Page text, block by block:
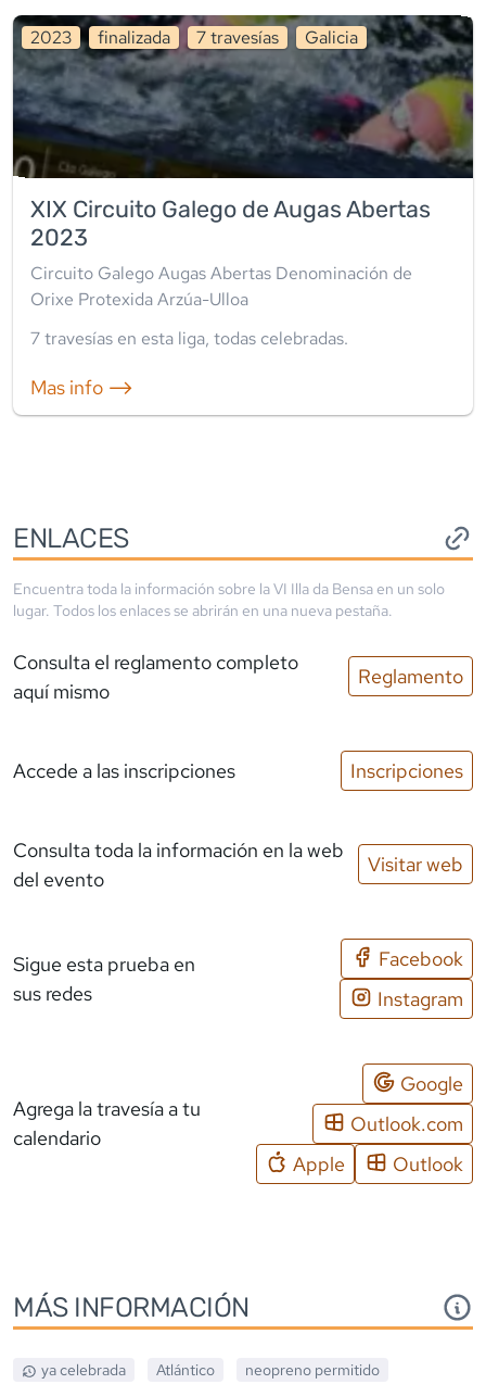
2023 finalizada 7travesías Galicia
XIX Circuito Galego de Augas Abertas
2023
Circuito Galego Augas Abertas Denominación de
Orixe Protexida Arzúa-Ulloa
7travesías en esta liga, todas celebradas.
Mas info ⟶
ENLACES
Encuentra toda la información sobre laVI Illa da Bensa en un solo
lugar. Todos los enlaces se abrirán en una nueva pestaña.
Consulta el reglamento completo
aquí mismo
Reglamento
Accede a las inscripciones Inscripciones
Consulta toda la información en la web
del evento
Visitar web
Sigue esta prueba en
sus redes
Facebook
Instagram
Agrega la travesía a tu
calendario
Google
Outlook.com
Apple
Outlook
MÁS INFORMACIÓN
ya celebrada Atlántico neopreno permitido